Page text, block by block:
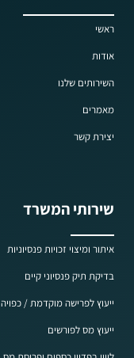
ראשי
אודות
השירותים שלנו
מאמרים
יצירת קשר
שירותי המשרד
איתור ומיצוי זכויות פנסיוניות
בדיקת תיק פנסיוני קיים
ייעוץ לפרישה מוקדמת / כפויה
ייעוץ מס לפורשים